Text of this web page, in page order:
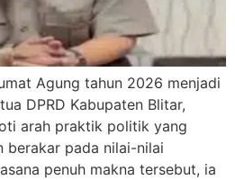
Agung tahun 2026 menjadi
DPRD Kabupaten Blitar,
arah praktik politik yang
berakar pada nilai-nilai
penuh makna tersebut, ia